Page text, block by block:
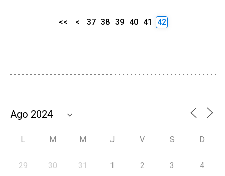
<< < 37 38 39 40 41 42
L M M J V S D
29 30 31 1 2 3 4